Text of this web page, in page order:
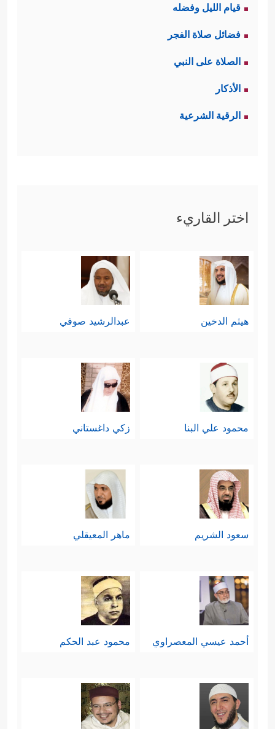
قيام الليل وفضله
فضائل صلاة الفجر
الصلاة على النبي
الأذكار
الرقية الشرعية
اختر القاريء
هيثم الدخين عبدالرشيد صوفي
محمود علي البنا زكي داغستاني
سعود الشريم ماهر المعيقلي
أحمد عيسي المعصراوي محمود عبد الحكم